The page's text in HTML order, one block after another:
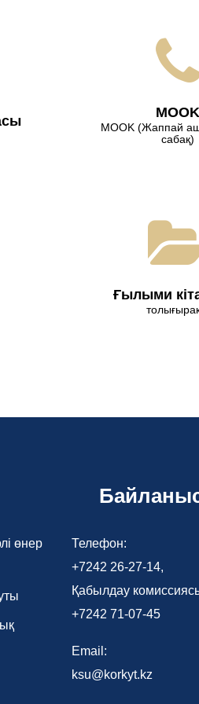
МООK
МООK (Жаппай
сабақ)
Ғылыми
өнер
Телефон:
+7242 26-27-14,
Қабылдау
+7242 71-07-45
Email:
ksu@korkyt.kz